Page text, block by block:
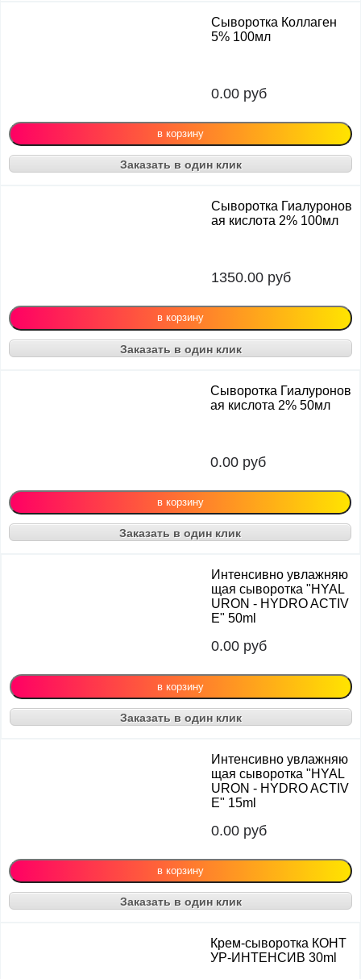
Сыворотка Коллаген
5% 100мл
0.00 руб
Заказать в один клик
Сыворотка Гиалуронов
ая кислота 2% 100мл
1350.00 руб
Заказать в один клик
Сыворотка Гиалуронов
ая кислота 2% 50мл
0.00 руб
Заказать в один клик
Интенсивно увлажняю
щая сыворотка "HYAL
URON - HYDRO ACTIV
E" 50ml
0.00 руб
Заказать в один клик
Интенсивно увлажняю
щая сыворотка "HYAL
URON - HYDRO ACTIV
E" 15ml
0.00 руб
Заказать в один клик
Крем-сыворотка КОНТ
УР-ИНТЕНСИВ 30ml